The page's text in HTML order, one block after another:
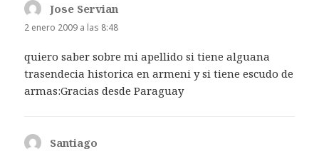
Jose Servian
2 enero 2009 a las 8:48
quiero saber sobre mi apellido si tiene alguana
trasendecia historica en armeni y si tiene escudo de
armas:Gracias desde Paraguay
Santiago